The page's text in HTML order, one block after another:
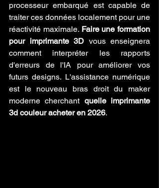
processeur embarqué est capable de
traiter ces données localement pour une
réactivité maximale. Faire une formation
pour imprimante 3D vous enseignera
comment interpréter les rapports
d'erreurs de l'IA pour améliorer vos
futurs designs. L'assistance numérique
est le nouveau bras droit du maker
moderne cherchant quelle imprimante
3d couleur acheter en 2026.